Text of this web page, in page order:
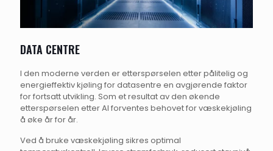
DATA CENTRE
I den moderne verden er etterspørselen etter pålitelig og
energieffektiv kjøling for datasentre en avgjørende faktor
for fortsatt utvikling. Som et resultat av den økende
etterspørselen etter AI forventes behovet for væskekjøling
å øke år for år.
Ved å bruke væskekjøling sikres optimal